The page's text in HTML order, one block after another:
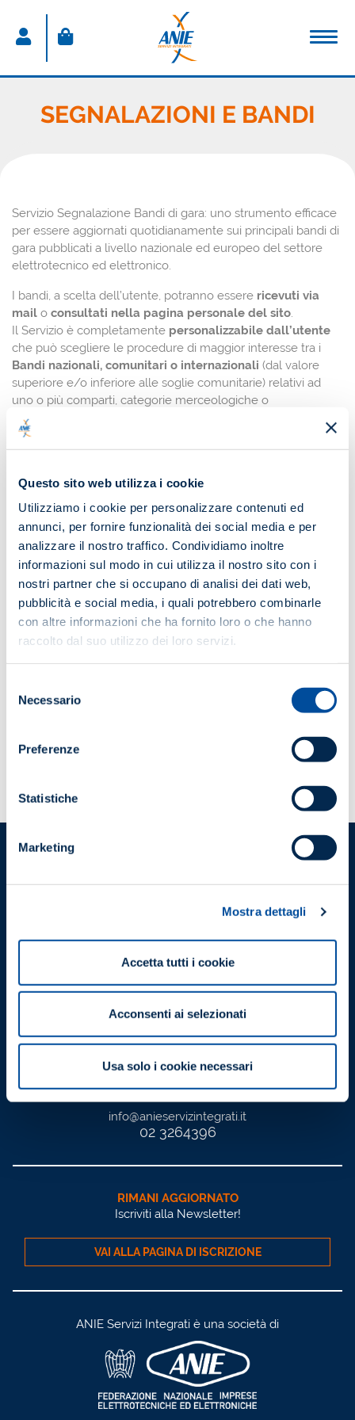
Questo sito web utilizza i cookie
Utilizziamo i cookie per personalizzare contenuti ed
annunci, per fornire funzionalità dei social media e per
analizzare il nostro traffico. Condividiamo inoltre
informazioni sul modo in cui utilizza il nostro sito con i
nostri partner che si occupano di analisi dei dati web,
pubblicità e social media, i quali potrebbero combinarle
con altre informazioni che ha fornito loro o che hanno
raccolto dal suo utilizzo dei loro servizi.
delNecessario
Preferenze
Statistiche
Marketing
Mostra dettagli
Accetta tutti i cookie
Acconsenti ai selezionati
Usa solo i cookie necessari
Nome utente
Password dimenticata
Resta connesso
Sei un nuovo utente?
CREA IL TUO ACCOUNT
SEGNALAZIONI E BANDI
Servizio Segnalazione Bandi di gara: uno strumento efficace
per essere aggiornati quotidianamente sui principali bandi di
gara pubblicati a livello nazionale ed europeo del settore
elettrotecnico ed elettronico.
I bandi, a scelta dell’utente, potranno essere ricevuti via
mail o consultati nella pagina personale del sito.
Il Servizio è completamente personalizzabile dall’utente
che può scegliere le procedure di maggior interesse tra i
Bandi nazionali, comunitari o internazionali (dal valore
superiore e/o inferiore alle soglie comunitarie) relativi ad
uno o più comparti, categorie merceologiche o
qualificazioni, sulla base di CPV standardizzati o
personalizzati.
direttamente il Servizio Appalti pubblici di Federazione
ANIE a monitorare e gestire il servizio.
Laddove necessario, gli esperti della Federazione offriranno
supporto giuridico per l’interpretazione e la lettura dei bandi
di gara oggetto dell’abbonamento.
In fase di sottoscrizione dell’abbonamento l’Ufficio
Appalti pubblici di ANIE supporterà l’utente per
l’individuazione della migliore soluzione contrattuale.
ANIE Servizi Integrati è una società di
Viale Lancetti, 43
P.I./C.F. 04149290159
Certificazioni
info@anieservizintegrati.it
02 3264396
RIMANI AGGIORNATO
Iscriviti alla Newsletter!
VAI ALLA PAGINA DI ISCRIZIONE